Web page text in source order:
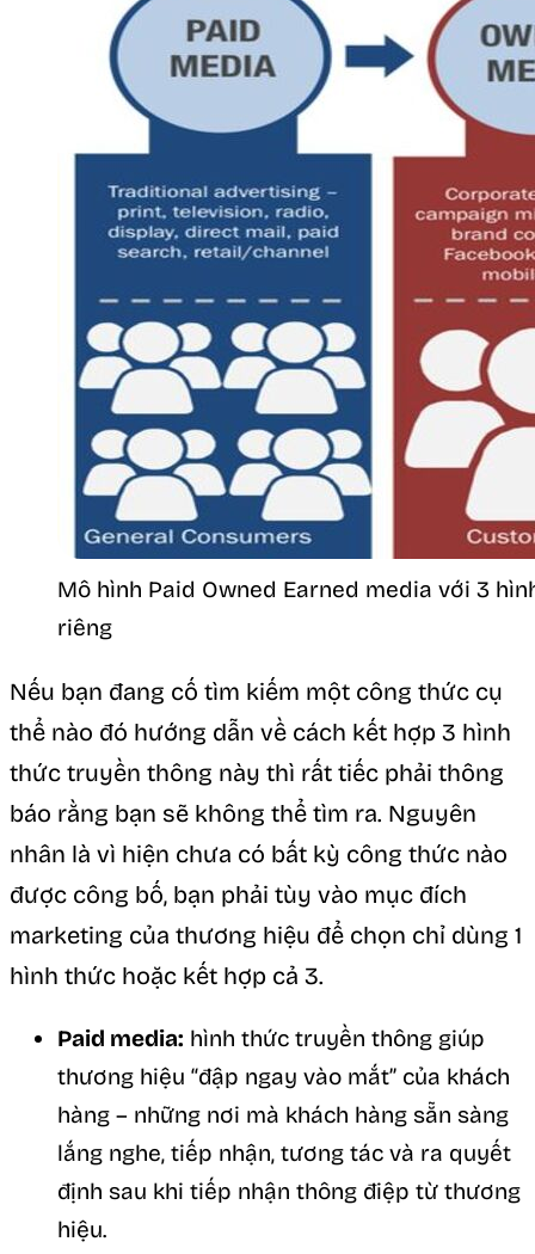
Mô hình Paid Owned Earned media với 3
riêng
Nếu bạn đang cố tìm kiếm một công thức cụ
thể nào đó hướng dẫn về cách kết hợp 3 hình
thức truyền thông này thì rất tiếc phải thông
báo rằng bạn sẽ không thể tìm ra. Nguyên
nhân là vì hiện chưa có bất kỳ công thức nào
được công bố, bạn phải tùy vào mục đích
marketing của thương hiệu để chọn chỉ dùng 1
hình thức hoặc kết hợp cả 3.
Paid media: hình thức truyền thông giúp
thương hiệu “đập ngay vào mắt” của khách
hàng – những nơi mà khách hàng sẵn sàng
lắng nghe, tiếp nhận, tương tác và ra quyết
định sau khi tiếp nhận thông điệp từ thương
hiệu.